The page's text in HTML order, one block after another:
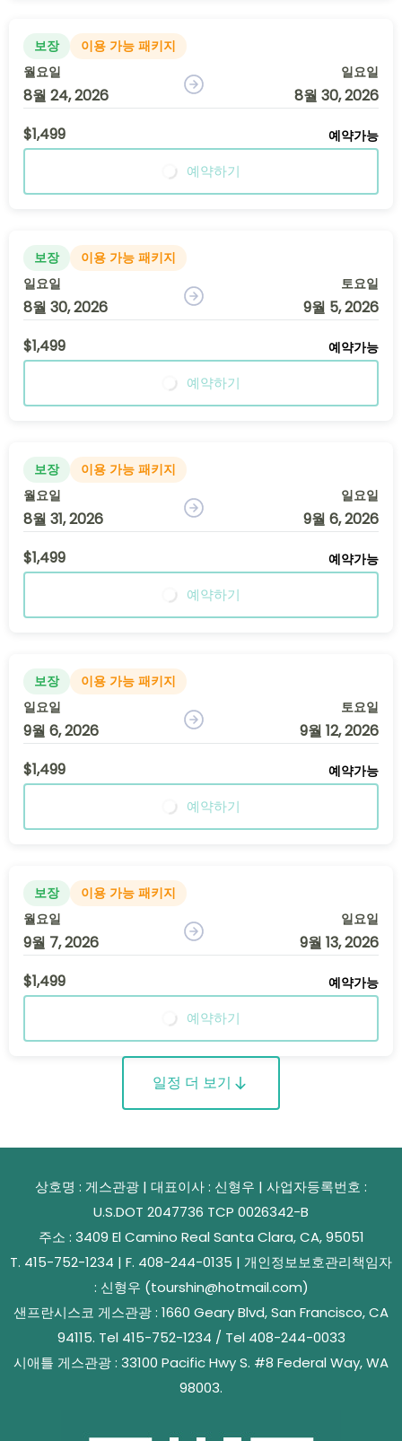
보장
이용 가능 패키지
월요일
8월 24, 2026
일요일
8월 30, 2026
$1,499
예약가능
예약하기
보장
이용 가능 패키지
일요일
8월 30, 2026
토요일
9월 5, 2026
$1,499
예약가능
예약하기
보장
이용 가능 패키지
월요일
8월 31, 2026
일요일
9월 6, 2026
$1,499
예약가능
예약하기
보장
이용 가능 패키지
일요일
9월 6, 2026
토요일
9월 12, 2026
$1,499
예약가능
예약하기
보장
이용 가능 패키지
월요일
9월 7, 2026
일요일
9월 13, 2026
$1,499
예약가능
예약하기
일정 더 보기
상호명 : 게스관광 | 대표이사 : 신형우 | 사업자등록번호 :
U.S.DOT 2047736 TCP 0026342-B
주소 : 3409 El Camino Real Santa Clara, CA, 95051
T. 415-752-1234 | F. 408-244-0135 | 개인정보보호관리책임자
: 신형우 (tourshin@hotmail.com)
샌프란시스코 게스관광 : 1660 Geary Blvd, San Francisco, CA
94115. Tel 415-752-1234 / Tel 408-244-0033
시애틀 게스관광 : 33100 Pacific Hwy S. #8 Federal Way, WA
98003.